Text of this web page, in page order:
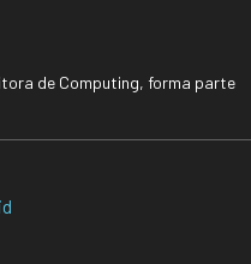
de Computing, forma parte